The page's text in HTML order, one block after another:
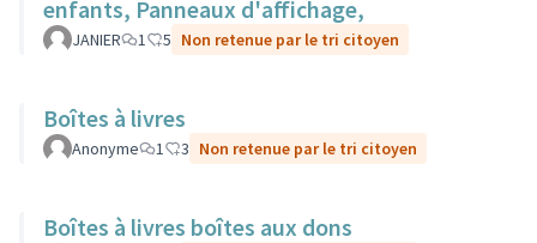
enfants, Panneaux d'affichage,
JANIER 1 5 Non retenue par le tri citoyen
Boîtes à livres
Anonyme 1 3 Non retenue par le tri citoyen
Boîtes à livres boîtes aux dons